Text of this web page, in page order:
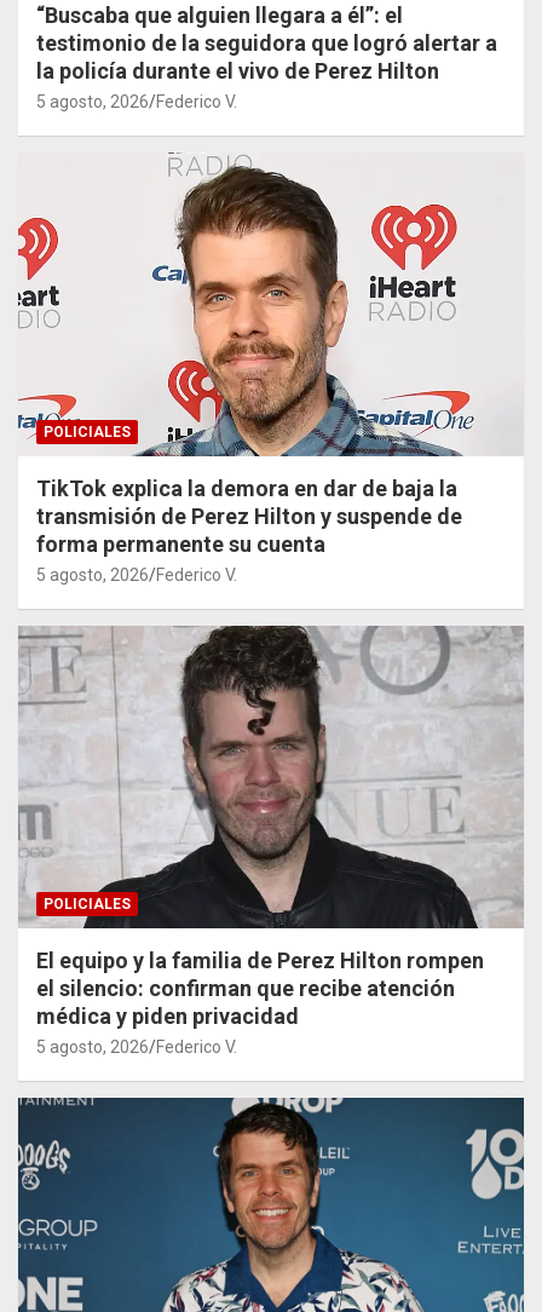
“Buscaba que alguien llegara a él”: el
testimonio de la seguidora que logró alertar a
la policía durante el vivo de Perez Hilton
5 agosto, 2026 Federico V.
POLICIALES
TikTok explica la demora en dar de baja la
transmisión de Perez Hilton y suspende de
forma permanente su cuenta
5 agosto, 2026 Federico V.
POLICIALES
El equipo y la familia de Perez Hilton rompen
el silencio: confirman que recibe atención
médica y piden privacidad
5 agosto, 2026 Federico V.